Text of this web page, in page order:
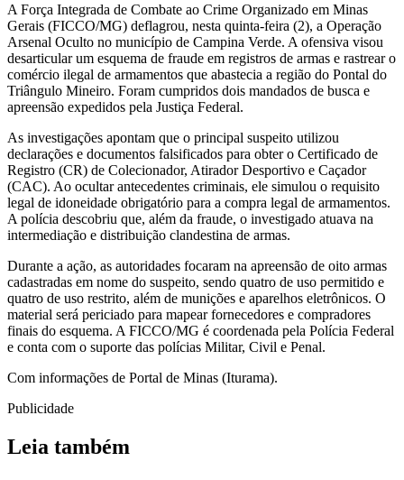
A Força Integrada de Combate ao Crime Organizado em Minas
Gerais (FICCO/MG) deflagrou, nesta quinta-feira (2), a Operação
Arsenal Oculto no município de Campina Verde. A ofensiva visou
desarticular um esquema de fraude em registros de armas e rastrear o
comércio ilegal de armamentos que abastecia a região do Pontal do
Triângulo Mineiro. Foram cumpridos dois mandados de busca e
apreensão expedidos pela Justiça Federal.
As investigações apontam que o principal suspeito utilizou
declarações e documentos falsificados para obter o Certificado de
Registro (CR) de Colecionador, Atirador Desportivo e Caçador
(CAC). Ao ocultar antecedentes criminais, ele simulou o requisito
legal de idoneidade obrigatório para a compra legal de armamentos.
A polícia descobriu que, além da fraude, o investigado atuava na
intermediação e distribuição clandestina de armas.
Durante a ação, as autoridades focaram na apreensão de oito armas
cadastradas em nome do suspeito, sendo quatro de uso permitido e
quatro de uso restrito, além de munições e aparelhos eletrônicos. O
material será periciado para mapear fornecedores e compradores
finais do esquema. A FICCO/MG é coordenada pela Polícia Federal
e conta com o suporte das polícias Militar, Civil e Penal.
Com informações de Portal de Minas (Iturama).
Publicidade
Leia também